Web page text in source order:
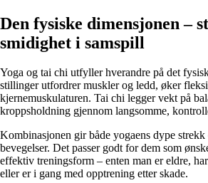
Den fysiske dimensjonen –
smidighet i samspill
Yoga og tai chi utfyller hverandre på det
stillinger utfordrer muskler og ledd, øker
kjernemuskulaturen. Tai chi legger vekt på
kroppsholdning gjennom langsomme,
Kombinasjonen gir både yogaens dype
bevegelser. Det passer godt for dem som
effektiv treningsform – enten man er eldre,
eller er i gang med opptrening etter skade.